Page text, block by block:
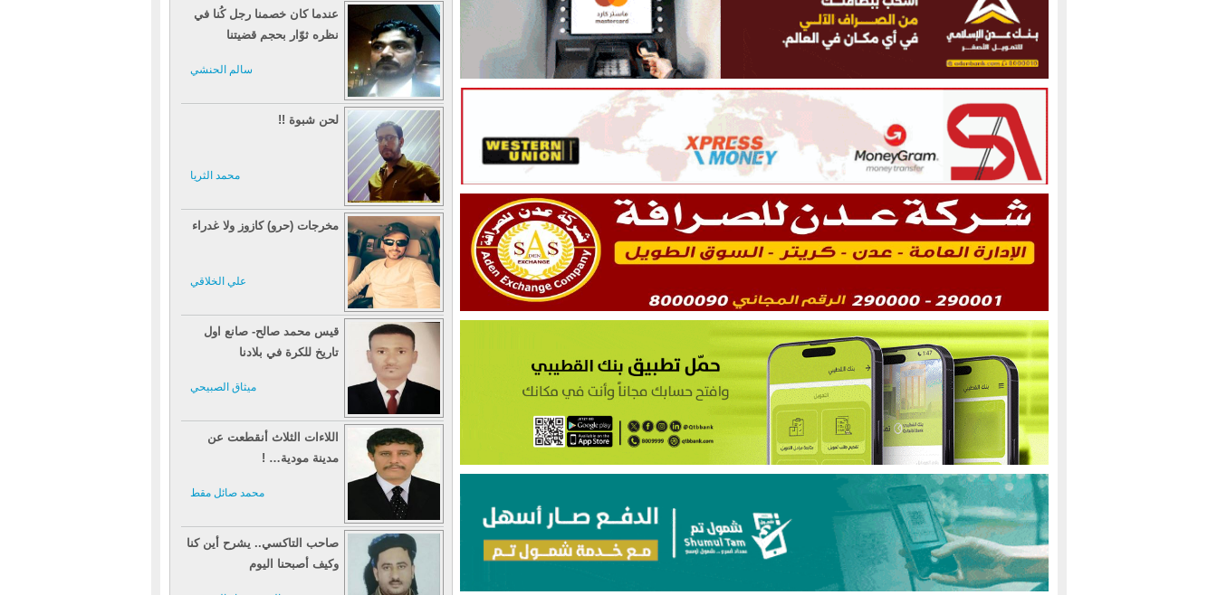
عندما كان خصمنا رجل كُنا في
نظره ثوّار بحجم قضيتنا
سالم الحنشي
لحن شبوة !!
محمد الثريا
مخرجات (حرو) كازوز ولا غدراء
علي الخلاقي
قيس محمد صالح- صانع اول
تاريخ للكرة في بلادنا
ميثاق الصبيحي
اللاءات الثلاث أنقطعت عن
مدينة مودية… !
محمد صائل مقط
صاحب التاكسي.. يشرح أين كنا
وكيف أصبحنا اليوم